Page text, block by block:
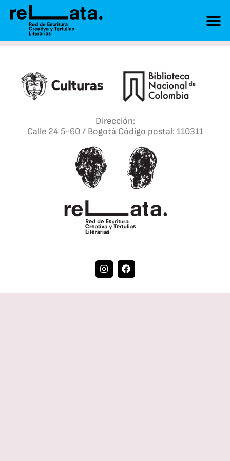
Dirección:
Calle 24 5-60 / Bogotá Código postal: 110311